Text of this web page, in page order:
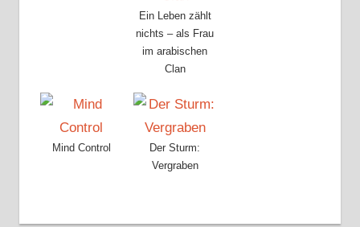
Ein Leben zählt
nichts – als Frau
im arabischen
Clan
Mind Control
Der Sturm:
Vergraben